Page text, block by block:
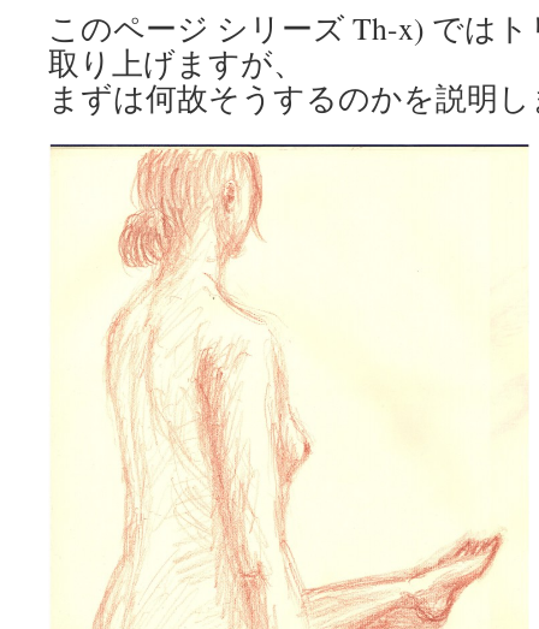
このページ シリーズ Th-x) では
取り上げますが、
まずは何故そうするのかを説明